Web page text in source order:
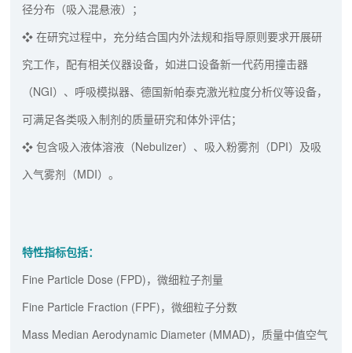
径分布（吸入混悬液）；
❖ 在研究过程中，充分结合国内外法规和指导原则要求开展研
究工作，配有相关仪器设备，如进口设备新一代药用撞击器
（NGI）、呼吸模拟器、德国新帕泰克激光粒度分析仪等设备，
可满足各类吸入制剂的质量研究和体外评估；
❖ 包含吸入液体溶液（Nebulizer）、吸入粉雾剂（DPI）及吸
入气雾剂（MDI）。
特性指标包括：
Fine Particle Dose (FPD)，微细粒子剂量
Fine Particle Fraction (FPF)，微细粒子分数
Mass Median Aerodynamic Diameter (MMAD)，质量中值空气